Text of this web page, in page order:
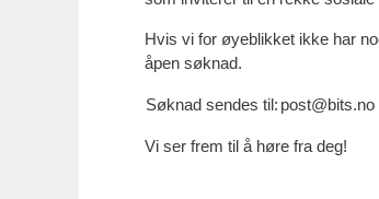
Hvis vi for øyeblikket ikke har
åpen søknad.
Søknad sendes til: post@bits.no
Vi ser frem til å høre fra deg!